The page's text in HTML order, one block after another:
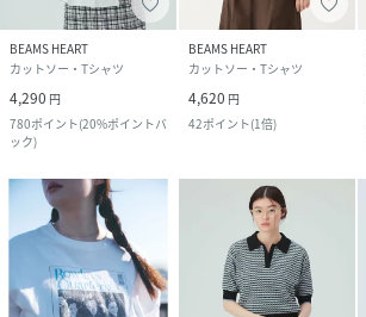
BEAMS HEART
カットソー・Tシャツ
4,290 円
780ポイント(20%ポイントバ
ック)
BEAMS HEART
カットソー・Tシャツ
4,620 円
42ポイント(1倍)